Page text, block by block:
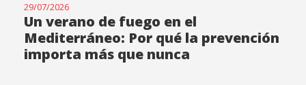
29/07/2026
Un verano de fuego en el
Mediterráneo: Por qué la prevención
importa más que nunca